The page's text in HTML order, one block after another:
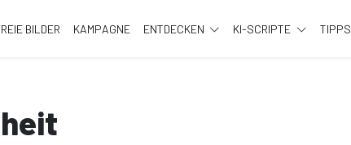
BILDER KAMPAGNE ENTDECKEN KI-SCRIPTE TIPPS